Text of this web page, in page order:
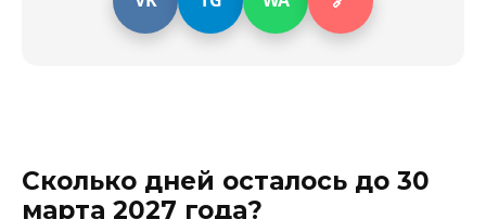
Сколько дней осталось до 30
марта 2027 года?